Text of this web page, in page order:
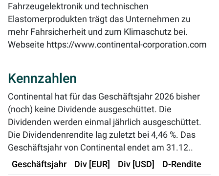
Fahrzeugelektronik und technischen
Elastomerprodukten trägt das Unternehmen zu
mehr Fahrsicherheit und zum Klimaschutz bei.
Webseite https://www.continental-corporation.com
Kennzahlen
Continental hat für das Geschäftsjahr 2026 bisher
(noch) keine Dividende ausgeschüttet. Die
Dividenden werden einmal jährlich ausgeschüttet.
Die Dividendenrendite lag zuletzt bei 4,46 %. Das
Geschäftsjahr von Continental endet am 31.12..
Geschäftsjahr
Div [EUR] Div [USD] D-Rendite